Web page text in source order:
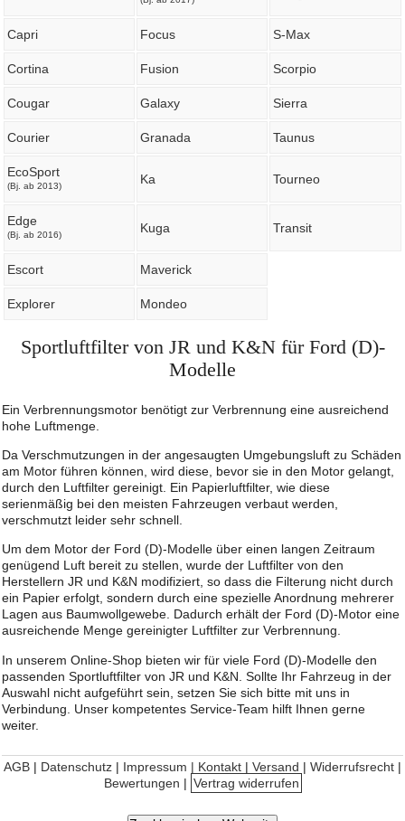
Capri Focus S-Max
Cortina Fusion Scorpio
Cougar Galaxy Sierra
Courier Granada Taunus
EcoSport
(Bj. ab 2013) Ka Tourneo
Edge
(Bj. ab 2016) Kuga Transit
Escort Maverick
Explorer Mondeo
Sportluftfilter von JR und K&N für Ford (D)-
Modelle
Ein Verbrennungsmotor benötigt zur Verbrennung eine ausreichend
hohe Luftmenge.
Da Verschmutzungen in der angesaugten Umgebungsluft zu Schäden
am Motor führen können, wird diese, bevor sie in den Motor gelangt,
durch den Luftfilter gereinigt. Ein Papierluftfilter, wie diese
serienmäßig bei den meisten Fahrzeugen verbaut werden,
verschmutzt leider sehr schnell.
Um dem Motor der Ford (D)-Modelle über einen langen Zeitraum
genügend Luft bereit zu stellen, wurde der Luftfilter von den
Herstellern JR und K&N modifiziert, so dass die Filterung nicht durch
ein Papier erfolgt, sondern durch eine spezielle Anordnung mehrerer
Lagen aus Baumwollgewebe. Dadurch erhält der Ford (D)-Motor eine
ausreichende Menge gereinigter Luftfilter zur Verbrennung.
In unserem Online-Shop bieten wir für viele Ford (D)-Modelle den
passenden Sportluftfilter von JR und K&N. Sollte Ihr Fahrzeug in der
Auswahl nicht aufgeführt sein, setzen Sie sich bitte mit uns in
Verbindung. Unser kompetentes Service-Team hilft Ihnen gerne
weiter.
AGB | Datenschutz | Impressum | Kontakt | Versand | Widerrufsrecht |
Bewertungen | Vertrag widerrufen